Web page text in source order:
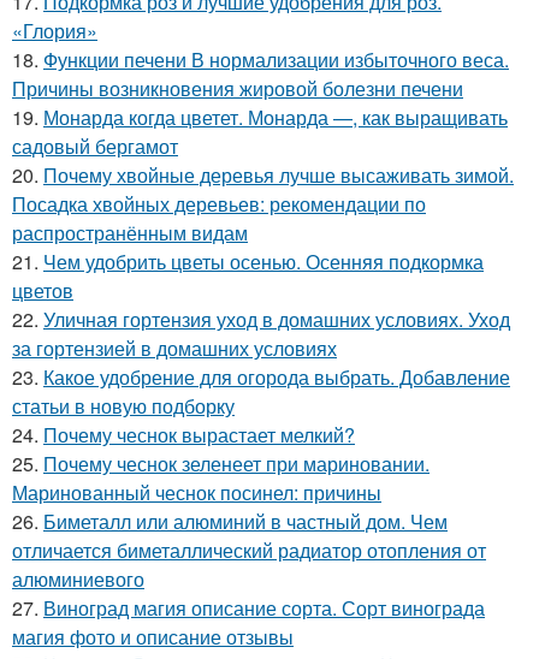
«Глория»
18. Функции печени В нормализации избыточного веса.
Причины возникновения жировой болезни печени
19. Монарда когда цветет. Монарда —, как выращивать
садовый бергамот
20. Почему хвойные деревья лучше высаживать зимой.
Посадка хвойных деревьев: рекомендации по
распространённым видам
21. Чем удобрить цветы осенью. Осенняя подкормка
цветов
22. Уличная гортензия уход в домашних условиях. Уход
за гортензией в домашних условиях
23. Какое удобрение для огорода выбрать. Добавление
статьи в новую подборку
24. Почему чеснок вырастает мелкий?
25. Почему чеснок зеленеет при мариновании.
Маринованный чеснок посинел: причины
26. Биметалл или алюминий в частный дом. Чем
отличается биметаллический радиатор отопления от
алюминиевого
27. Виноград магия описание сорта. Сорт винограда
магия фото и описание отзывы